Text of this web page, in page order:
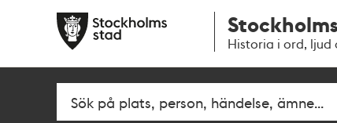
navigationen
huvudinnehållet
Historia i ord, ljud
Fritextsök